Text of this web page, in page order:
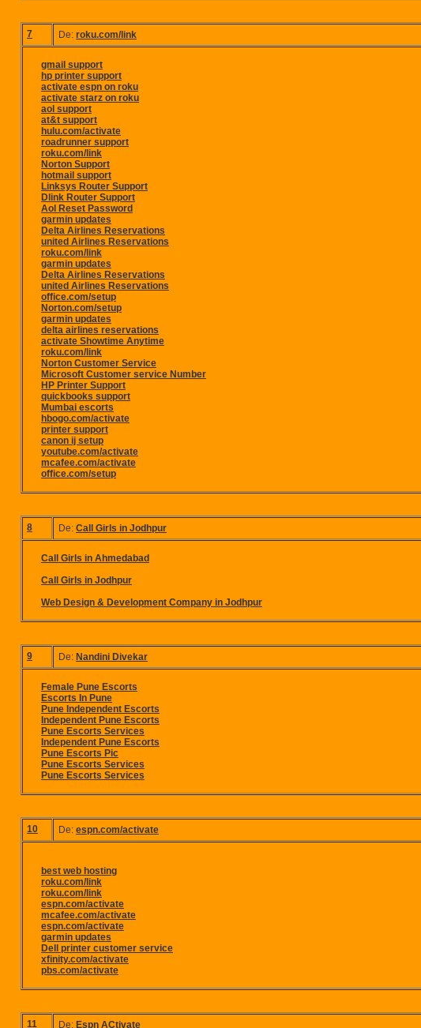
7 De: roku.com/link
gmail support
hp printer support
activate espn on roku
activate starz on roku
aol support
at&t support
hulu.com/activate
roadrunner support
roku.com/link
Norton Support
hotmail support
Linksys Router Support
Dlink Router Support
Aol Reset Password
garmin updates
Delta Airlines Reservations
united Airlines Reservations
roku.com/link
garmin updates
Delta Airlines Reservations
united Airlines Reservations
office.com/setup
Norton.com/setup
garmin updates
delta airlines reservations
activate Showtime Anytime
roku.com/link
Norton Customer Service
Microsoft Customer service Number
HP Printer Support
quickbooks support
Mumbai escorts
hbogo.com/activate
printer support
canon ij setup
youtube.com/activate
mcafee.com/activate
office.com/setup
8 De: Call Girls in Jodhpur
Call Girls in Ahmedabad
Call Girls in Jodhpur
Web Design & Development Company in Jodhpur
9 De: Nandini Divekar
Female Pune Escorts
Escorts In Pune
Pune Independent Escorts
Independent Pune Escorts
Pune Escorts Services
Independent Pune Escorts
Pune Escorts Pic
Pune Escorts Services
Pune Escorts Services
10 De: espn.com/activate
best web hosting
roku.com/link
roku.com/link
espn.com/activate
mcafee.com/activate
espn.com/activate
garmin updates
Dell printer customer service
xfinity.com/activate
pbs.com/activate
11 De: Espn ACtivate